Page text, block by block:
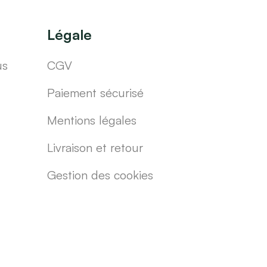
Légale
CGV
Paiement sécurisé
Mentions légales
Livraison et retour
Gestion des cookies